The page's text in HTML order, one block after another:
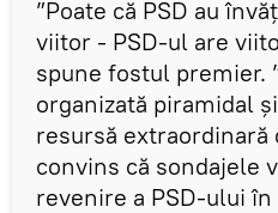
”Poate că PSD au
viitor - PSD-ul are
spune fostul premier.
organizată piramidal
resursă extraordinară
convins că sondajele
revenire a PSD-ului